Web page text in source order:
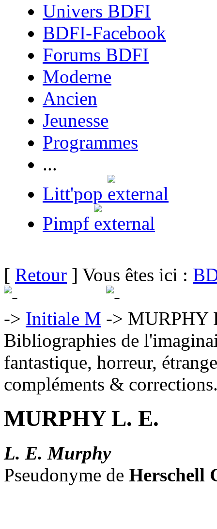
Univers BDFI
BDFI-Facebook
Forums BDFI
Moderne
Ancien
Jeunesse
Programmes
...
Litt'pop
Pimpf
[ Retour ] Vous êtes ici :
Initiale M
MURPHY
Bibliographies de
fantastique, horreur,
compléments &
MURPHY L. E.
L. E. Murphy
Pseudonyme de Herschell